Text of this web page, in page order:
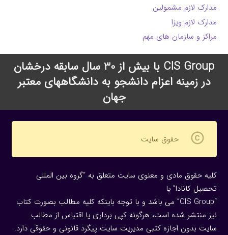
مدارک لازم مشمولین
مدارک لازم ویزا
مراکز و سازمان های مهم
CIS Group با بیش از 30 سال سابقه درخشان
در زمینه اعزام دانشجو به دانشگاههای معتبر
جهان
copyright حقوق سایت
کلیه حقوق مادی و معنوی سایت متعلق به “گروه بین المللی
تحصیل کانادا” یا
“CIS Group” می باشد و با توجه باینکه کلیه مطالب بصورت کتاب
نیز منتشر شده است، هرگونه كپی برداری یا اقتباس از مطالب
سایت بدون اجازه كتبی مدیریت سایت پیگرد قانونی و حقوقی دارد.